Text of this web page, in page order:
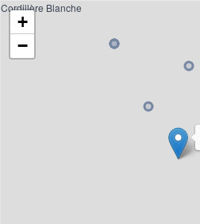
+
−
Cordillère Blanche